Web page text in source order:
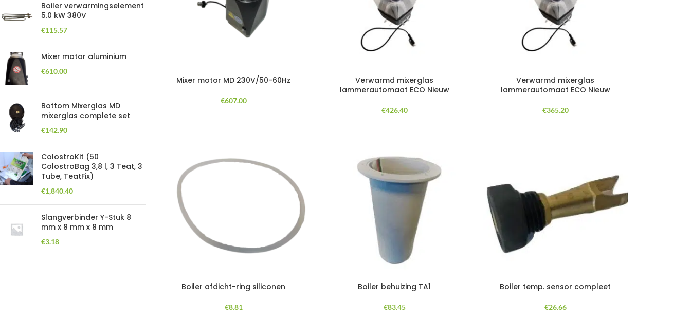
Boiler verwarmingselement
5.0 kW 380V
€115.57
Mixer motor aluminium
€610.00
Bottom Mixerglas MD
mixerglas complete set
€142.90
ColostroKit (50
ColostroBag 3,8 l, 3 Teat, 3
Tube, TeatFix)
€1,840.40
Slangverbinder Y-Stuk 8
mm x 8 mm x 8 mm
€3.18
Mixer motor MD 230V/50-60Hz
€607.00
Verwarmd mixerglas
lammerautomaat ECO Nieuw
€426.40
Verwarmd mixerglas
lammerautomaat ECO Nieuw
€365.20
Boiler afdicht-ring siliconen
€8.81
Boiler behuizing TA1
€83.45
Boiler temp. sensor compleet
€26.66